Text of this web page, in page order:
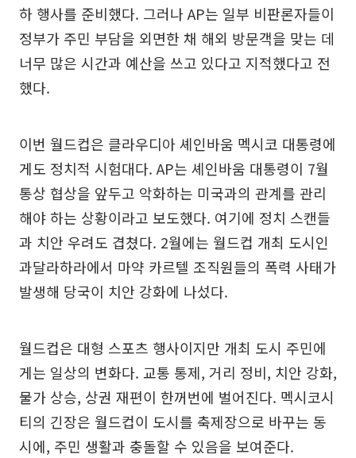
하 행사를 준비했다. 그러나 AP는 일부 비판론자들이
정부가 주민 부담을 외면한 채 해외 방문객을 맞는 데
너무 많은 시간과 예산을 쓰고 있다고 지적했다고 전
했다.
이번 월드컵은 클라우디아 셰인바움 멕시코 대통령에
게도 정치적 시험대다. AP는 셰인바움 대통령이 7월
통상 협상을 앞두고 악화하는 미국과의 관계를 관리
해야 하는 상황이라고 보도했다. 여기에 정치 스캔들
과 치안 우려도 겹쳤다. 2월에는 월드컵 개최 도시인
과달라하라에서 마약 카르텔 조직원들의 폭력 사태가
발생해 당국이 치안 강화에 나섰다.
월드컵은 대형 스포츠 행사이지만 개최 도시 주민에
게는 일상의 변화다. 교통 통제, 거리 정비, 치안 강화,
물가 상승, 상권 재편이 한꺼번에 벌어진다. 멕시코시
티의 긴장은 월드컵이 도시를 축제장으로 바꾸는 동
시에, 주민 생활과 충돌할 수 있음을 보여준다.